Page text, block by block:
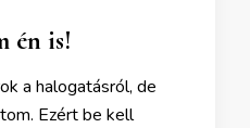
én is!
a halogatásról, de
Ezért be kell